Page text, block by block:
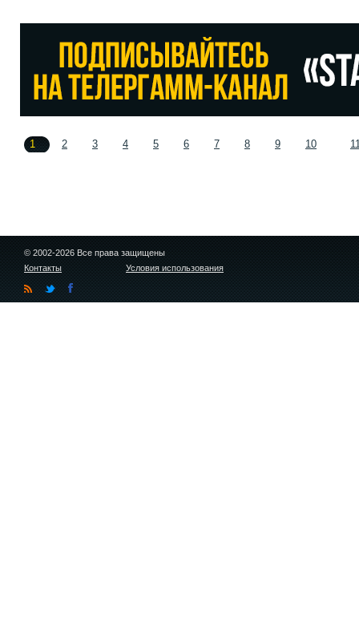
1 2 3 4 5 6 7 8 9 10
© 2002-2026 Все права защищены
Контакты
Условия использования